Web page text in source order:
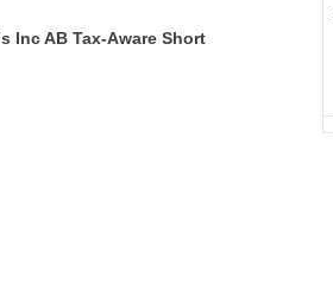
Inc AB Tax-Aware Short